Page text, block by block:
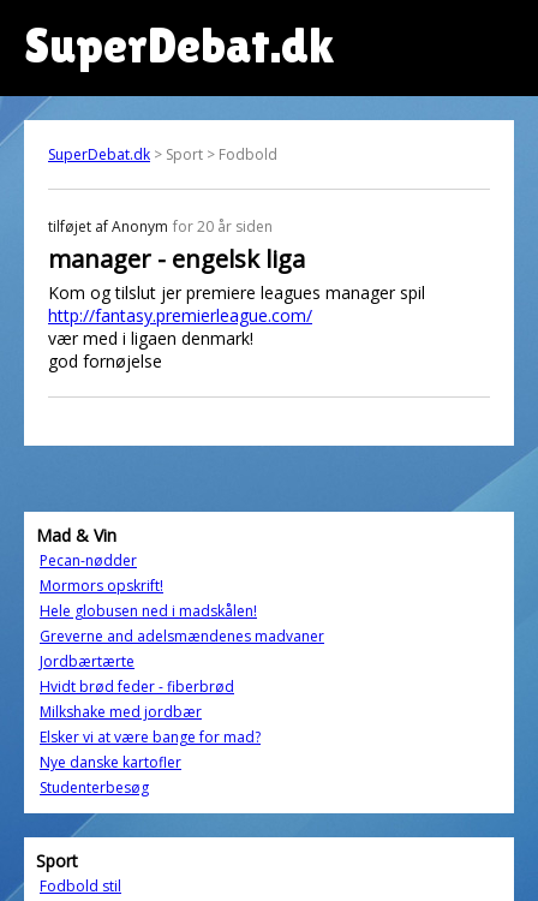
SuperDebat.dk
SuperDebat.dk > Sport > Fodbold
tilføjet afAnonym for 20 år siden
manager - engelsk liga
Kom og tilslut jer premiere leagues manager spil
http://fantasy.premierleague.com/
vær med i ligaen denmark!
god fornøjelse
Mad & Vin
Pecan-nødder
Mormors opskrift!
Hele globusen ned i madskålen!
Greverne and adelsmændenes madvaner
Jordbærtærte
Hvidt brød feder - fiberbrød
Milkshake med jordbær
Elsker vi at være bange for mad?
Nye danske kartofler
Studenterbesøg
Sport
Fodbold stil